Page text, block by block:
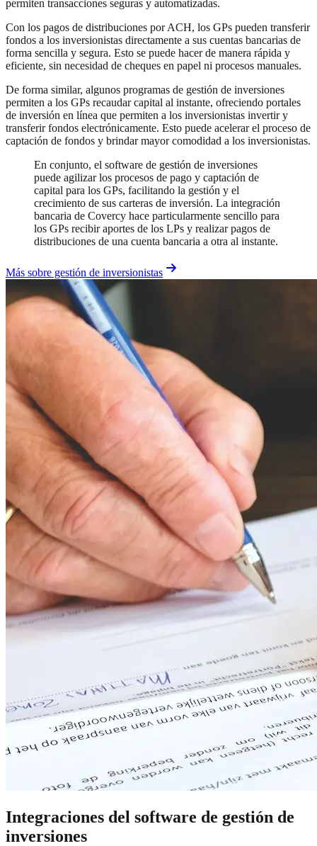
permiten transacciones seguras y automatizadas.
Con los pagos de distribuciones por ACH, los GPs pueden transferir
fondos a los inversionistas directamente a sus cuentas bancarias de
forma sencilla y segura. Esto se puede hacer de manera rápida y
eficiente, sin necesidad de cheques en papel ni procesos manuales.
De forma similar, algunos programas de gestión de inversiones
permiten a los GPs recaudar capital al instante, ofreciendo portales
de inversión en línea que permiten a los inversionistas invertir y
transferir fondos electrónicamente. Esto puede acelerar el proceso de
captación de fondos y brindar mayor comodidad a los inversionistas.
En conjunto, el software de gestión de inversiones
puede agilizar los procesos de pago y captación de
capital para los GPs, facilitando la gestión y el
crecimiento de sus carteras de inversión. La integración
bancaria de Covercy hace particularmente sencillo para
los GPs recibir aportes de los LPs y realizar pagos de
distribuciones de una cuenta bancaria a otra al instante.
Más sobre gestión de inversionistas
Integraciones del software de gestión de
inversiones